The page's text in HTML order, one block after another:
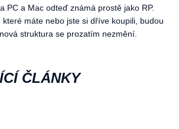
PC a Mac odteď známá prostě jako RP.
které máte nebo jste si dříve koupili, budou
struktura se prozatím nezmění.
ČLÁNKY